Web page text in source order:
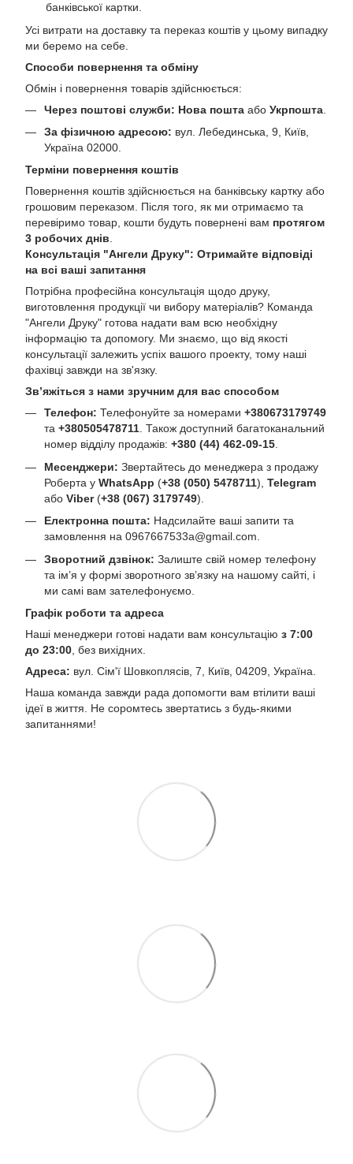
банківської картки.
Усі витрати на доставку та переказ коштів у цьому випадку
ми беремо на себе.
Способи повернення та обміну
Обмін і повернення товарів здійснюється:
Через поштові служби: Нова пошта або Укрпошта
За фізичною адресою: вул. Лебединська, 9, Київ,
Україна 02000.
Терміни повернення коштів
Повернення коштів здійснюється на банківську картку або
грошовим переказом. Після того, як ми отримаємо та
перевіримо товар, кошти будуть повернені вам протягом
3 робочих днів.
Консультація "Ангели Друку": Отримайте відповіді
на всі ваші запитання
Потрібна професійна консультація щодо друку,
виготовлення продукції чи вибору матеріалів? Команда
"Ангели Друку" готова надати вам всю необхідну
інформацію та допомогу. Ми знаємо, що від якості
консультації залежить успіх вашого проекту, тому наші
фахівці завжди на зв'язку.
Зв’яжіться з нами зручним для вас способом
Телефон: Телефонуйте за номерами +380673179749
та +380505478711. Також доступний багатоканальний
номер відділу продажів: +380 (44) 462-09-15.
Месенджери: Звертайтесь до менеджера з продажу
Роберта у WhatsApp (+38 (050) 5478711), Telegram
або Viber(+38 (067) 3179749).
Електронна пошта: Надсилайте ваші запити та
замовлення на 0967667533a@gmail.com
Зворотний дзвінок: Залиште свій номер телефону
та ім’я у формі зворотного зв’язку на нашому сайті, і
ми самі вам зателефонуємо.
Графік роботи та адреса
Наші менеджери готові надати вам консультацію з 7:00
до 23:00 , без вихідних.
Адреса: вул. Сім'ї Шовкоплясів, 7, Київ, 04209, Україна.
Наша команда завжди рада допомогти вам втілити ваші
ідеї в життя. Не соромтесь звертатись з будь-якими
запитаннями!